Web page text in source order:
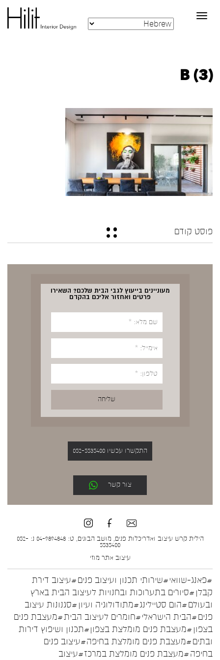
Toggle
navigation
B (3)
פוסט קודם
מעוניינים בייעוץ לגבי הבית שלכם? השאירו
פרטים ואחזור אליכם בהקדם
התקשרו עכשיו 052-5535400
צור קשר
הילית קרש עיצוב ואדריכלות פנים, מושב הבונים, ט: 04-9894848 נ: 052-
5535400
עיצוב אתר מוזי
#פאנג-שוואי#שירותי תכנון ועיצוב פנים#עיצוב דירת
קבלן #סיורים בתערוכות ובחנויות לעיצוב הבית בארץ
ובעולם#הום סטיילינג#מתודולוגיה ועיון #סגנונות עיצוב
פנים#הבית הישראלי#חומרים לעיצוב הבית#מעצבת פנים
בצפון #מעצבת פנים מומלצת בצפון#תכנון ושיפוץ דירות
ובתים#מעצבת פנים מומלצת בחיפה#עיצוב פנים
בחיפה#מעצבת פנים מומלצת במרכז#עיצוב